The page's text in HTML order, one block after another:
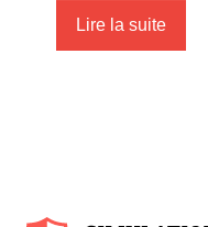
Lire la suite